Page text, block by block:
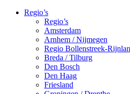
Regio’s
Regio’s
Amsterdam
Arnhem / Nijmegen
Regio Bollenstreek-
Breda / Tilburg
Den Bosch
Den Haag
Friesland